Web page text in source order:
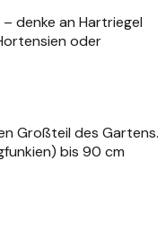
denke an Hartriegel
oder
Großteil des Gartens.
bis 90 cm